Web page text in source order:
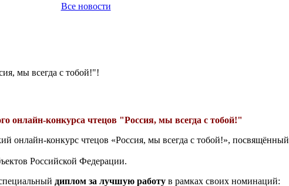
Все новости
мы всегда с тобой!"!
онлайн-конкурса чтецов "Россия, мы всегда с тобой!"
онлайн-конкурс чтецов «Россия, мы всегда с тобой!», посвящённый
Российской Федерации.
диплом за лучшую работу в рамках своих номинаций: